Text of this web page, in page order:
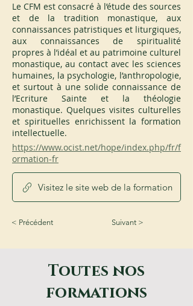
Le CFM est consacré à l’étude des sources
et de la tradition monastique, aux
connaissances patristiques et liturgiques,
aux connaissances de spiritualité
propres à l’idéal et au patrimoine culturel
monastique, au contact avec les sciences
humaines, la psychologie, l’anthropologie,
et surtout à une solide connaissance de
l’Ecriture Sainte et la théologie
monastique. Quelques visites culturelles
et spirituelles enrichissent la formation
intellectuelle.
https://www.ocist.net/hope/index.php/fr/f
ormation-fr
Visitez le site web de la formation
< Précédent Suivant >
Toutes nos
formations